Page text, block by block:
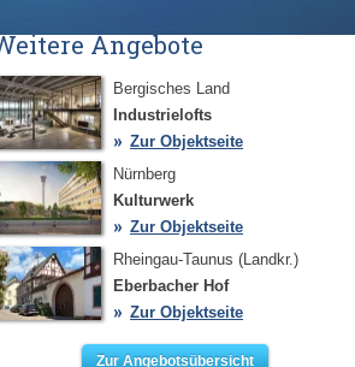
Angebote
Bergisches Land
Industrielofts
Zur Objektseite
Nürnberg
Kulturwerk
Zur Objektseite
Rheingau-Taunus (Landkr.)
Eberbacher Hof
Zur Objektseite
Zur Angebotsübersicht